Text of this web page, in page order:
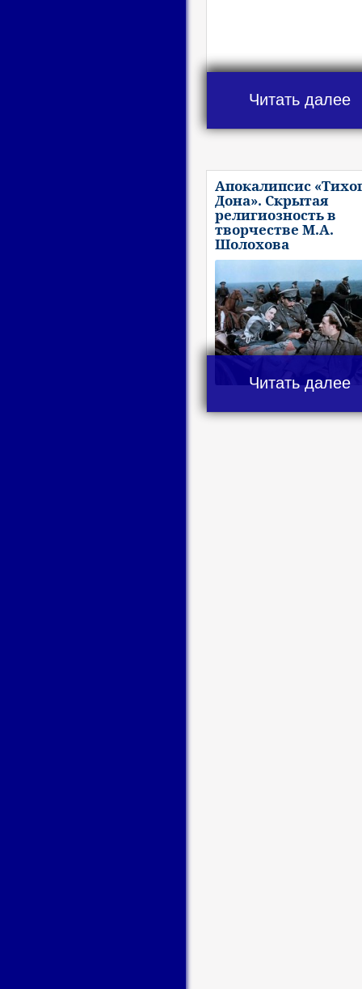
Читать далее
Апокалипсис
Дона». Скрытая
религиозность в
творчестве М.А.
Шолохова
Читать далее